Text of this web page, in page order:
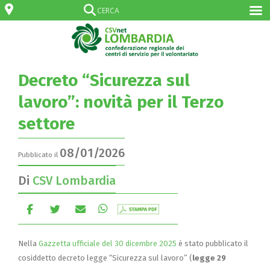
Decreto “Sicurezza sul
lavoro”: novità per il Terzo
settore
Pubblicato il 08/01/2026
Di CSV Lombardia
Nella Gazzetta ufficiale del 30 dicembre 2025 è stato pubblicato il
cosiddetto decreto legge “Sicurezza sul lavoro” (legge 29